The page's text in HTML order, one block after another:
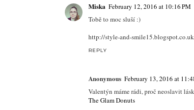
Miska February 12, 2016 at 10:16 PM
Tobě to moc sluší :)
http://style-and-
REPLY
Anonymous February 13, 2016 at
Valentýn máme rádi, proč neoslavit
The Glam Donuts